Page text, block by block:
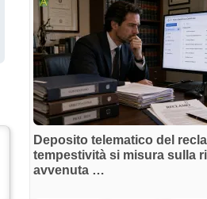
Deposito telematico del
tempestività si misura sulla
avvenuta …